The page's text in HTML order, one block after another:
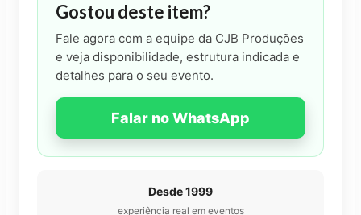
Gostou deste item?
Fale agora com a equipe da CJB Produções
e veja disponibilidade, estrutura indicada e
detalhes para o seu evento.
Falar no WhatsApp
Desde 1999
experiência real em eventos